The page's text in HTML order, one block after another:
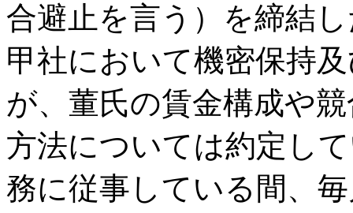
合避止を言う）を締結
甲社において機密保持
が、董氏の賃金構成や
方法については約定し
務に従事している間、